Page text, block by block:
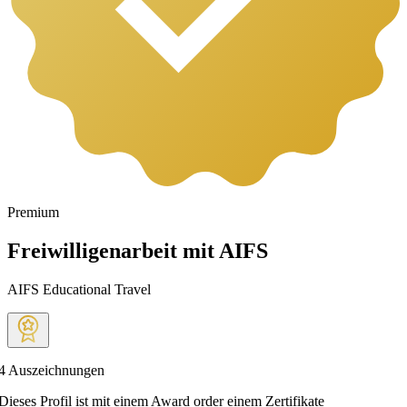
Premium
Freiwilligenarbeit mit AIFS
AIFS Educational Travel
Auszeichnungen
Profil ist mit einem Award order einem Zertifikate